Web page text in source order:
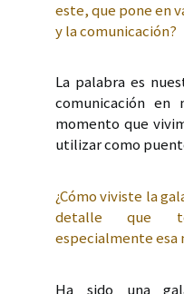
este, que pone en
y la comunicación?
La palabra es
comunicación
momento que
utilizar como
¿Cómo viviste la
detalle que
especialmente esa
Ha sido una